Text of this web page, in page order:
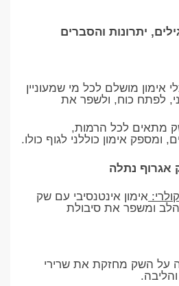
יתרונות והסברים
אימון מושלם לכל מי שמעוניין
לפתח כוח, ולשפר את
מתאים לכל הרמות,
ומספק אימון כוללני לגוף כולו.
אגרוף נתלה
אימון אינטנסיבי עם שק
ומשפר את סיבולת
על השק מחזקת את שרירי